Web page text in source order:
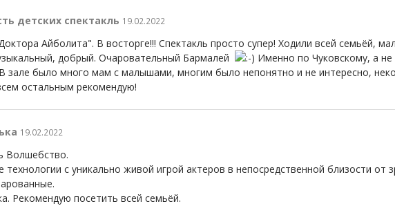
детских спектакль 19.02.2022
Айболита". В восторге!!! Спектакль просто супер! Ходили всей семьёй,
добрый. Очаровательный Бармалей
Именно по Чуковскому, а
зале было много мам с малышами, многим было непонятно и не интересно,
остальным рекомендую!
19.02.2022
Волшебство.
с уникально живой игрой актеров в непосредственной близости от
Рекомендую посетить всей семьёй.